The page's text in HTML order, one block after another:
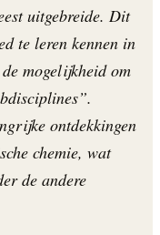
uitgebreide. Dit
te leren kennen in
mogelijkheid om
ontdekkingen
chemie, wat
de andere